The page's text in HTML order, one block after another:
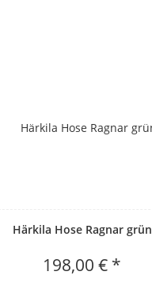
Härkila Hose Ragnar grün
198,00 € *